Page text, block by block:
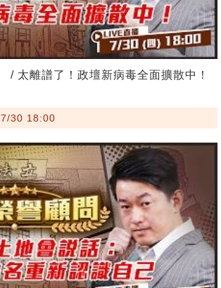
/ 太離譜了！政壇新病毒全面擴散中！
30 18:00